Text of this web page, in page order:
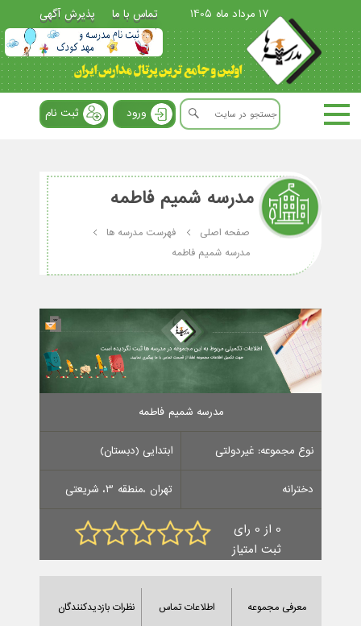
17 مرداد ماه 1405 تماس با ما پذیرش آگهی
ورود ثبت نام
مدرسه شمیم فاطمه
صفحه اصلی
فهرست مدرسه ها
مدرسه شمیم فاطمه
مدرسه شمیم فاطمه
نوع مجموعه: غیردولتی ابتدایی (دبستان)
دخترانه تهران ،منطقه 3، شریعتی
0 از 0 رای
ثبت امتیاز
معرفی مجموعه اطلاعات تماس نظرات بازدیدکنندگان